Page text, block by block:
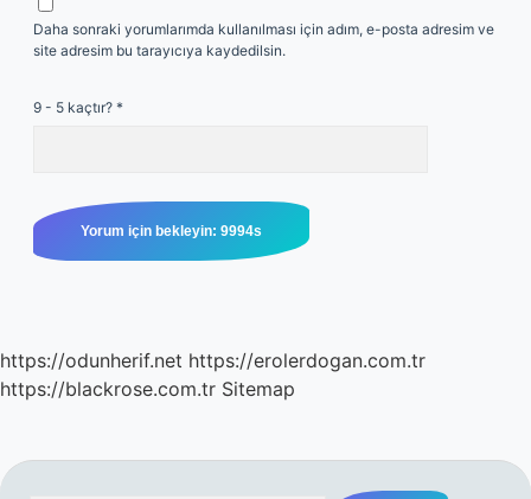
Daha sonraki yorumlarımda kullanılması için adım, e-posta adresim ve
site adresim bu tarayıcıya kaydedilsin.
9 - 5 kaçtır? *
https://odunherif.net https://erolerdogan.com.tr
https://blackrose.com.tr Sitemap